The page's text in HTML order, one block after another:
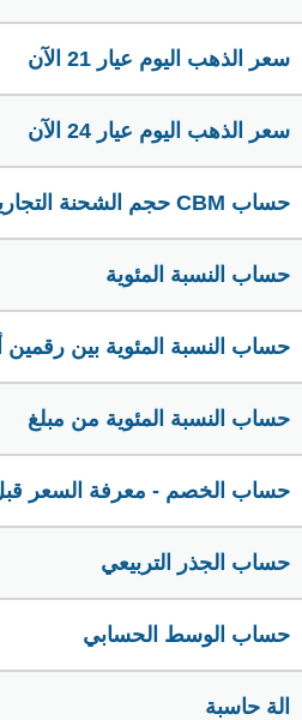
سعر الذهب اليوم عيار 21 الآن
سعر الذهب اليوم عيار 24 الآن
حساب CBM حجم الشحنة التجارية
حساب النسبة المئوية
حساب النسبة المئوية بين رقمين
حساب النسبة المئوية من مبلغ
حساب الخصم - معرفة السعر
حساب الجذر التربيعي
حساب الوسط الحسابي
الة حاسبة